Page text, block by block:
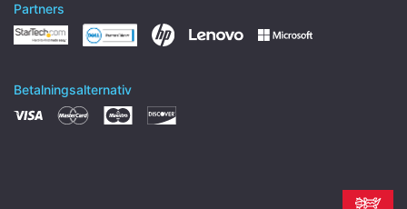
Partners
Betalningsalternativ